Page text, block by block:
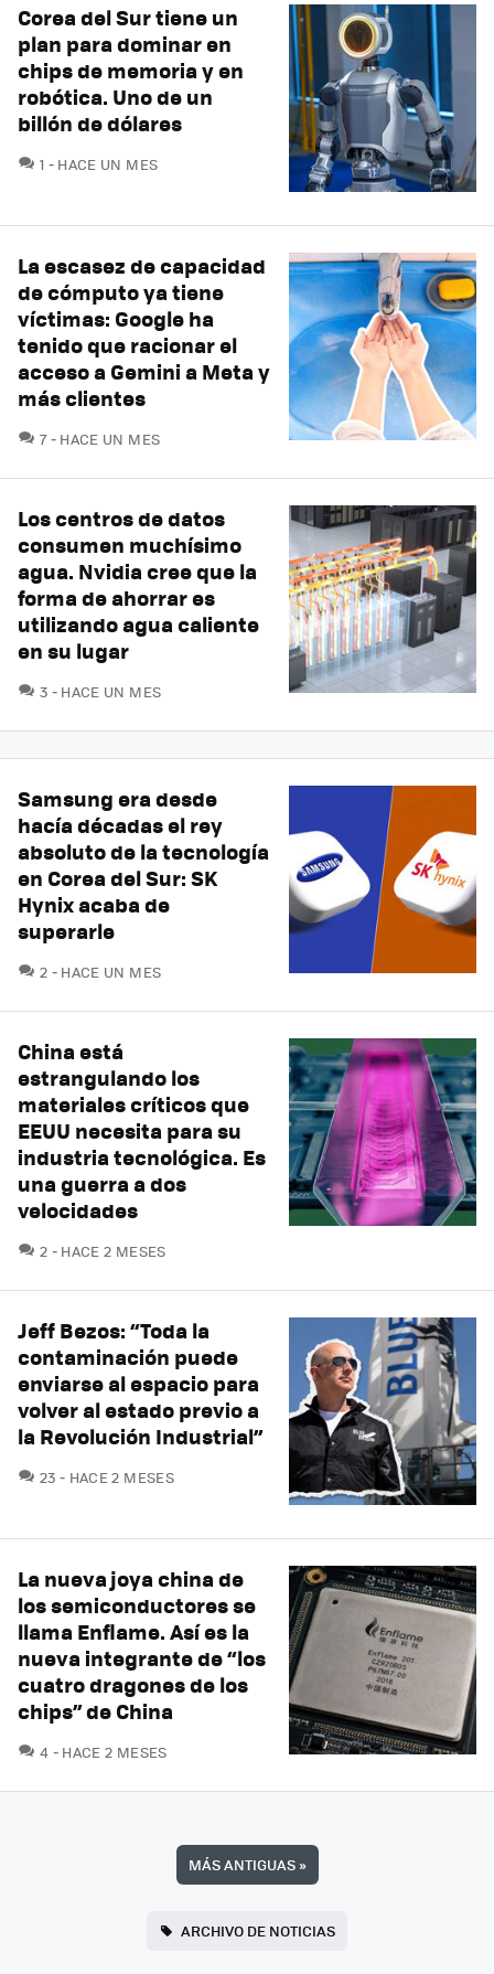
Corea del Sur tiene un
plan para dominar en
chips de memoria y en
robótica. Uno de un
billón de dólares
1 COMENTARIOS
HACE UN MES
La escasez de capacidad
de cómputo ya tiene
víctimas: Google ha
tenido que racionar el
acceso a Gemini a Meta y
más clientes
7COMENTARIOS
HACE UN MES
Los centros de datos
consumen muchísimo
agua. Nvidia cree que la
forma de ahorrar es
utilizando agua caliente
en su lugar
3 COMENTARIOS
HACE UN MES
Samsung era desde
hacía décadas el rey
absoluto de la tecnología
en Corea del Sur: SK
Hynix acaba de
superarle
2 COMENTARIOS
HACE UN MES
China está
estrangulando los
materiales críticos que
EEUU necesita para su
industria tecnológica. Es
una guerra a dos
velocidades
2 COMENTARIOS
HACE 2 MESES
Jeff Bezos: “Toda la
contaminación puede
enviarse al espacio para
volver al estado previo a
la Revolución Industrial”
23 COMENTARIOS
HACE 2 MESES
La nueva joya china de
los semiconductores se
llama Enflame. Así es la
nueva integrante de “los
cuatro dragones de los
chips” de China
4 COMENTARIOS
HACE 2 MESES
MÁS ANTIGUAS»
ARCHIVO DE NOTICIAS